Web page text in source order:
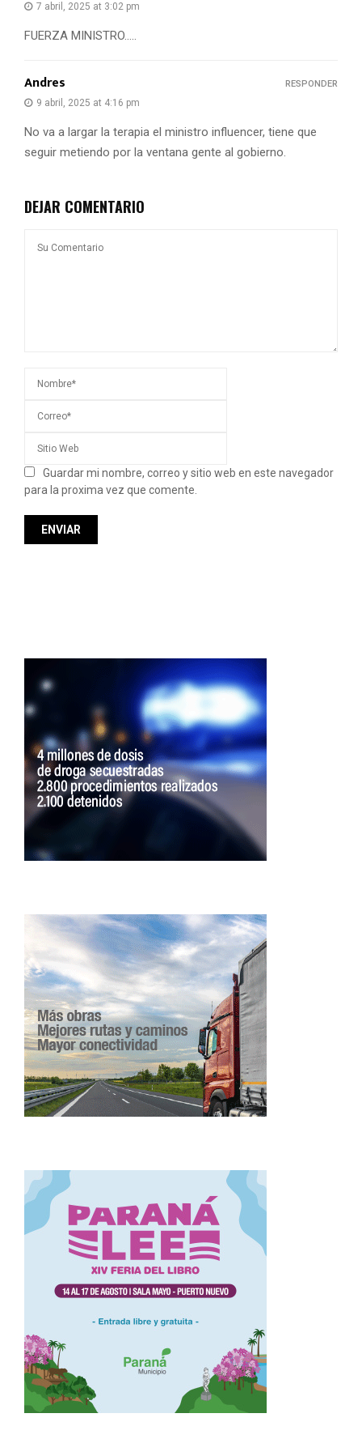
7 abril, 2025 at 3:02 pm
FUERZA MINISTRO…..
Andres
9 abril, 2025 at 4:16 pm
No va a largar la terapia el ministro influencer, tiene que
seguir metiendo por la ventana gente al gobierno.
RESPONDER
DEJAR COMENTARIO
Guardar mi nombre, correo y sitio web en este navegador
para la proxima vez que comente.